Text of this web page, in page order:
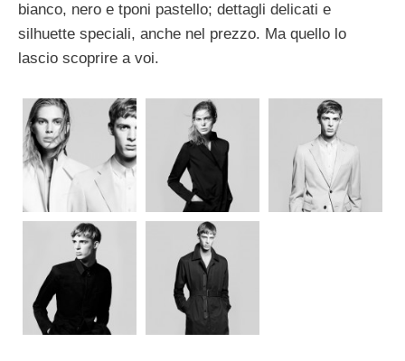
bianco, nero e tponi pastello; dettagli delicati e
silhuette speciali, anche nel prezzo. Ma quello lo
lascio scoprire a voi.